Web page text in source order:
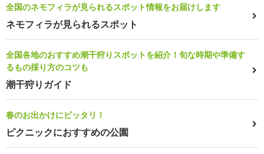
全国のネモフィラが見られるスポット情報をお届けします
ネモフィラが見られるスポット
全国各地のおすすめ潮干狩りスポットを紹介！旬な時期や準備す
るもの採り方のコツも
潮干狩りガイド
春のお出かけにピッタリ！
ピクニックにおすすめの公園